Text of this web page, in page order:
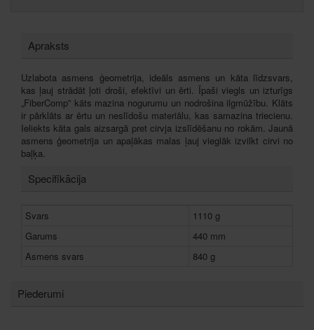
Apraksts
Uzlabota asmens ģeometrija, ideāls asmens un kāta līdzsvars,
kas ļauj strādāt ļoti droši, efektīvi un ērti. Īpaši viegls un izturīgs
„FiberComp” kāts mazina nogurumu un nodrošina ilgmūžību. Klāts
ir pārklāts ar ērtu un neslīdošu materiālu, kas samazina triecienu.
Ieliekts kāta gals aizsargā pret cirvja izslīdēšanu no rokām. Jaunā
asmens ģeometrija un apaļākas malas ļauj vieglāk izvilkt cirvi no
baļķa.
Specifikācija
Svars
1110 g
Garums
440 mm
Asmens svars
840 g
Piederumi